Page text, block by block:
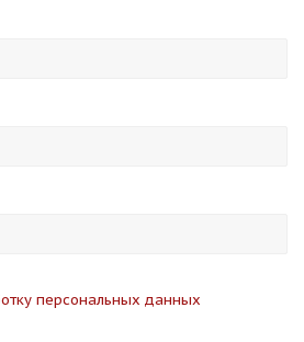
персональных данных